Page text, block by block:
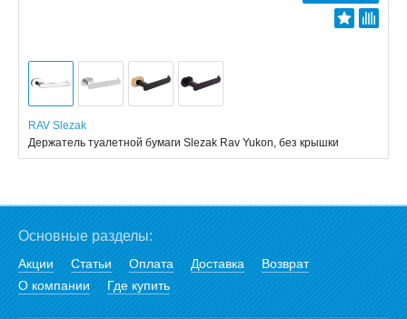
RAV Slezak
Держатель туалетной бумаги Slezak Rav Yukon, без крышки
Основные разделы:
Акции Статьи Оплата Доставка
Возврат
О компании
Где купить